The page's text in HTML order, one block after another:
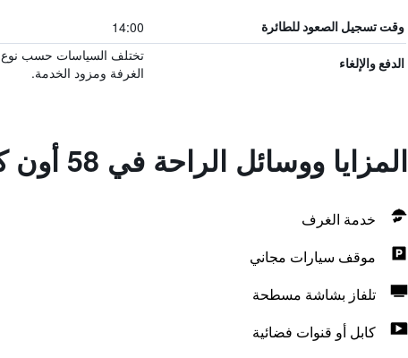
وقت تسجيل الصعود للطائرة 14:00
الدفع والإلغاء
تختلف السياسات حسب نوع
الغرفة ومزود الخدمة.
المزايا ووسائل الراحة في 58 أون كرون موتل
خدمة الغرف
موقف سيارات مجاني
تلفاز بشاشة مسطحة
كابل أو قنوات فضائية